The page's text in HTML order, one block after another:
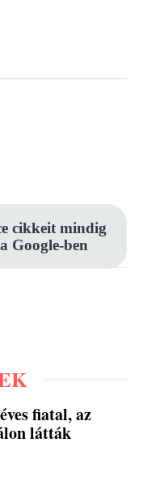
cikkeit mindig
Google-ben
fiatal, az
látták